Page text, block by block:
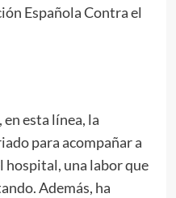
Española Contra el
esta línea, la
para acompañar a
hospital, una labor que
Además, ha